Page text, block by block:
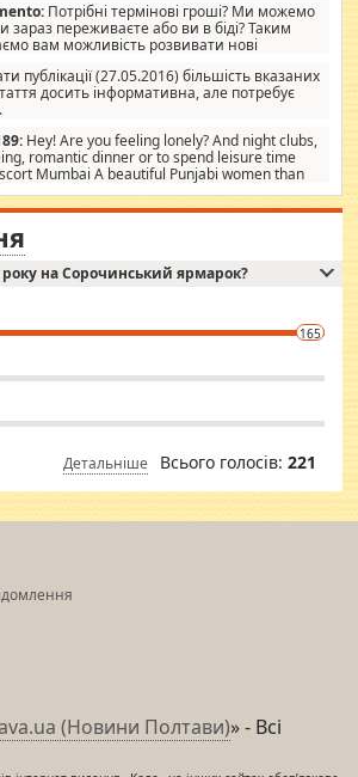
Потрібні термінові гроші? Ми можемо
зараз переживаєте або ви в біді? Таким
вам можливість розвивати нові
намагаються дати їм шанс. Кожен
шанс, і, оскільки влада не зможе, вони
інших. Для нас нема багато суми, і зрілість
сум і нічого іншого. Не чекайте і не
Введіть суму, яку ви хочете подати, і ми
усіма варіантами. зв'яжіться з нами
Вам потрібні термінові
публікації (27.05.2016) більшість вказаних
досить інформативна, але потребує
Hey! Are you feeling lonely? And night clubs,
romantic dinner or to spend leisure time
Mumbai A beautiful Punjabi women than
in arms that you guys feel like 5 star luxury
night in their search for loved solitaire free
beautiful figure and shapely body shapes.
truthful, friendly and cheerful girl.
can see the latest pictures of her body and the
Sakshi Mirchandani health and figure
yourself fit and regularly go to the health
на Сорочинський ярмарок?
165
Детальніше Всього голосів: 221
(Новини Полтави)» - Всі